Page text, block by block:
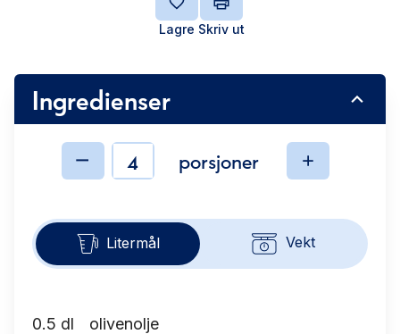
Lagre Skriv ut
Ingredienser
Ingredienserporsjoner
Litermål Vekt
0.5 dl
olivenolje